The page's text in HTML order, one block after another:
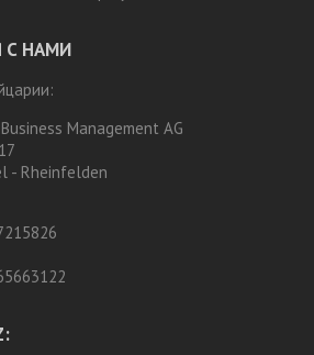
С НАМИ
Management AG
- Rheinfelden